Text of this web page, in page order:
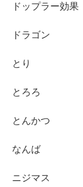
ドップラー効果
ドラゴン
とり
とろろ
とんかつ
なんば
ニジマス